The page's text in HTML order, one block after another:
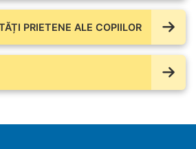
PRIETENE ALE COPIILOR